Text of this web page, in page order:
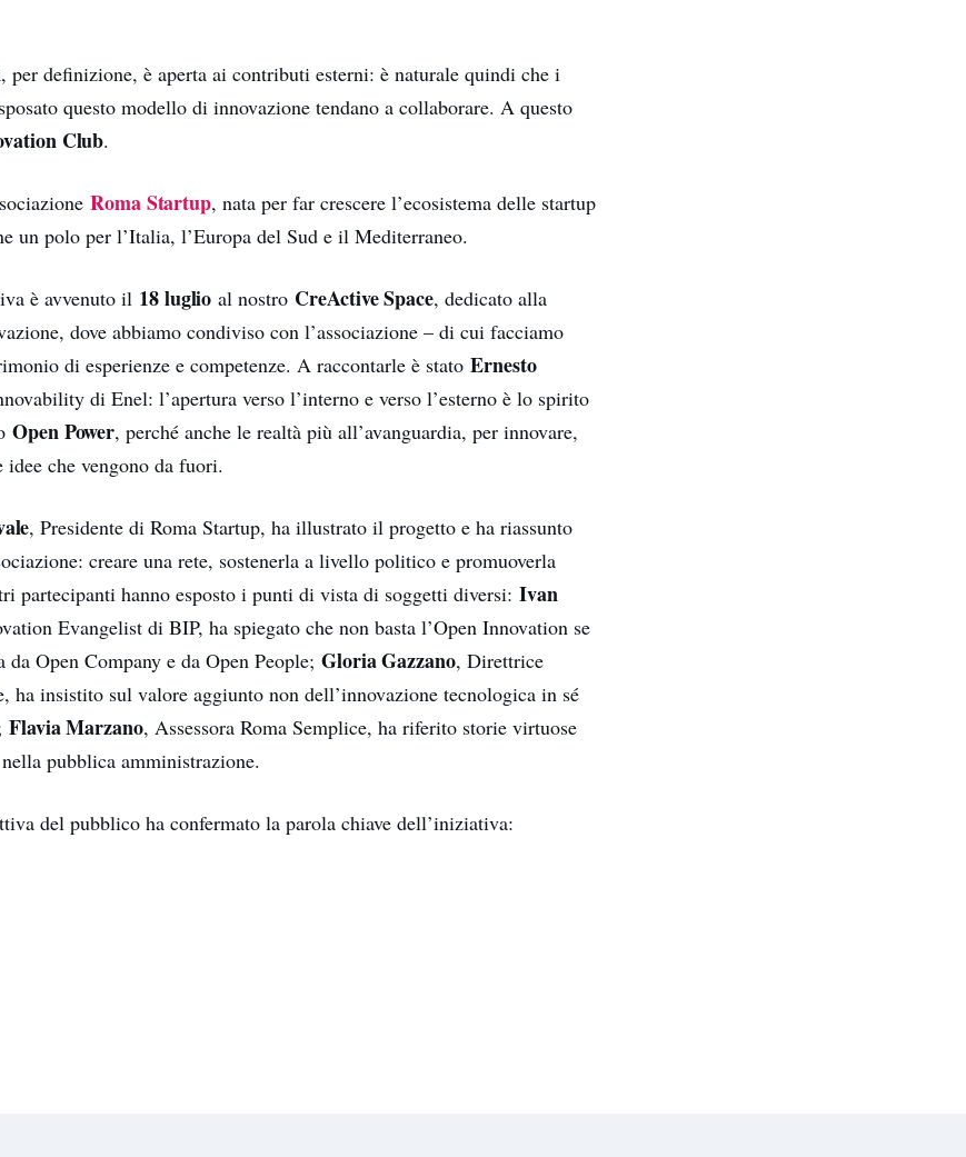
, per definizione, è aperta ai contributi esterni: è naturale quindi che i
questo modello di innovazione tendano a collaborare. A questo
Club.
Roma Startup, nata per far crescere l’ecosistema delle startup
un polo per l’Italia, l’Europa del Sud e il Mediterraneo.
è avvenuto il 18 luglio al nostro CreActive Space, dedicato alla
dove abbiamo condiviso con l’associazione – di cui facciamo
di esperienze e competenze. A raccontarle è statoErnesto
di Enel: l’apertura verso l’interno e verso l’esterno è lo spirito
Open Power, perché anche le realtà più all’avanguardia, per innovare,
che vengono da fuori.
, Presidente di Roma Startup, ha illustrato il progetto e ha riassunto
creare una rete, sostenerla a livello politico e promuoverla
partecipanti hanno esposto i punti di vista di soggetti diversi:Ivan
Evangelist di BIP, ha spiegato che non basta l’Open Innovation se
da Open Company e da Open People; Gloria Gazzano, Direttrice
ha insistito sul valore aggiunto non dell’innovazione tecnologica in sé
Flavia Marzano, Assessora Roma Semplice, ha riferito storie virtuose
pubblica amministrazione.
del pubblico ha confermato la parola chiave dell’iniziativa: